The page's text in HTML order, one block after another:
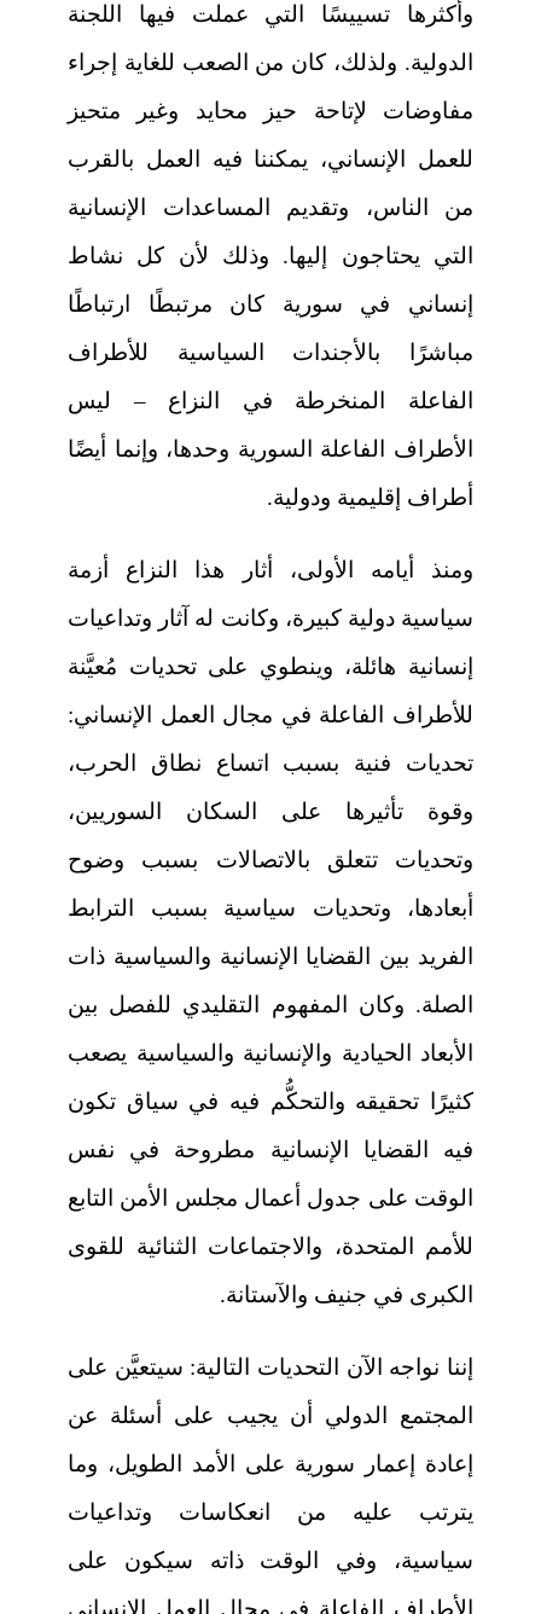
وأكثرها تسييسًا التي عملت فيها اللجنة
الدولية. ولذلك، كان من الصعب للغاية إجراء
مفاوضات لإتاحة حيز محايد وغير متحيز
للعمل الإنساني، يمكننا فيه العمل بالقرب
من الناس، وتقديم المساعدات الإنسانية
التي يحتاجون إليها. وذلك لأن كل نشاط
إنساني في سورية كان مرتبطًا ارتباطًا
مباشرًا بالأجندات السياسية للأطراف
الفاعلة المنخرطة في النزاع – ليس
الأطراف الفاعلة السورية وحدها، وإنما أيضًا
أطراف إقليمية ودولية.
ومنذ أيامه الأولى، أثار هذا النزاع أزمة
سياسية دولية كبيرة، وكانت له آثار وتداعيات
إنسانية هائلة، وينطوي على تحديات مُعيَّنة
للأطراف الفاعلة في مجال العمل الإنساني:
تحديات فنية بسبب اتساع نطاق الحرب،
وقوة تأثيرها على السكان السوريين،
وتحديات تتعلق بالاتصالات بسبب وضوح
أبعادها، وتحديات سياسية بسبب الترابط
الفريد بين القضايا الإنسانية والسياسية ذات
الصلة. وكان المفهوم التقليدي للفصل بين
الأبعاد الحيادية والإنسانية والسياسية يصعب
كثيرًا تحقيقه والتحكُّم فيه في سياق تكون
فيه القضايا الإنسانية مطروحة في نفس
الوقت على جدول أعمال مجلس الأمن التابع
للأمم المتحدة، والاجتماعات الثنائية للقوى
الكبرى في جنيف والآستانة.
إننا نواجه الآن التحديات التالية: سيتعيَّن على
المجتمع الدولي أن يجيب على أسئلة عن
إعادة إعمار سورية على الأمد الطويل، وما
يترتب عليه من انعكاسات وتداعيات
سياسية، وفي الوقت ذاته سيكون على
الأطراف الفاعلة في مجال العمل الإنساني